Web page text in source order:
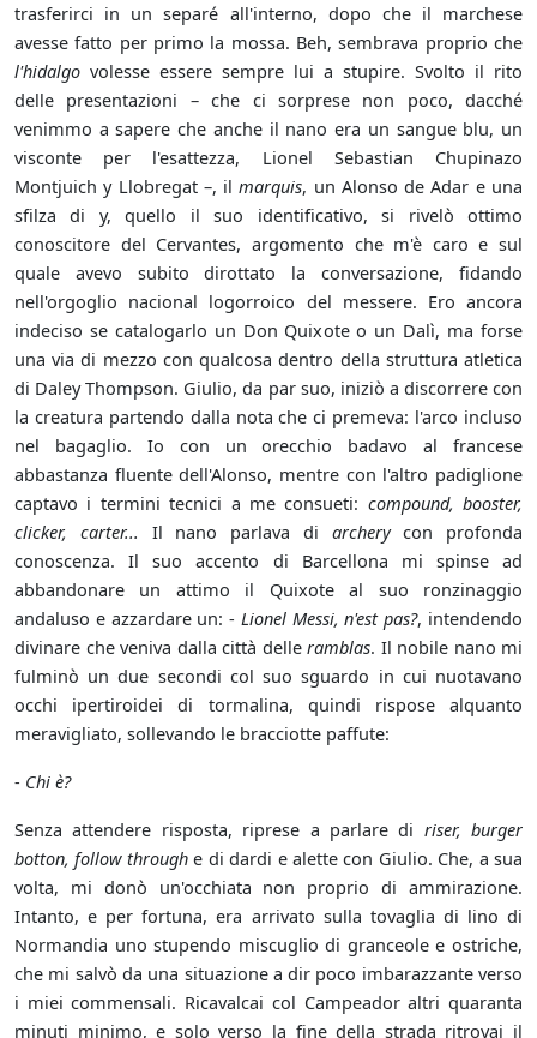
trasferirci in un separé all'interno, dopo che il marchese
avesse fatto per primo la mossa. Beh, sembrava proprio che
l'hidalgo volesse essere sempre lui a stupire. Svolto il rito
delle presentazioni – che ci sorprese non poco, dacché
venimmo a sapere che anche il nano era un sangue blu, un
visconte per l'esattezza, Lionel Sebastian Chupinazo
Montjuich y Llobregat –, ilmarquis, un Alonso de Adar e una
sfilza di y, quello il suo identificativo, si rivelò ottimo
conoscitore del Cervantes, argomento che m'è caro e sul
quale avevo subito dirottato la conversazione, fidando
nell'orgoglio nacional logorroico del messere. Ero ancora
indeciso se catalogarlo un Don Quixote o un Dalì, ma forse
una via di mezzo con qualcosa dentro della struttura atletica
di Daley Thompson. Giulio, da par suo, iniziò a discorrere con
la creatura partendo dalla nota che ci premeva: l'arco incluso
nel bagaglio. Io con un orecchio badavo al francese
abbastanza fluente dell'Alonso, mentre con l'altro padiglione
captavo i termini tecnici a me consueti: compound, booster,
clicker, carter... Il nano parlava di archerycon profonda
conoscenza. Il suo accento di Barcellona mi spinse ad
abbandonare un attimo il Quixote al suo ronzinaggio
andaluso e azzardare un: - Lionel Messi, n'est pas?, intendendo
divinare che veniva dalla città delle ramblas. Il nobile nano mi
fulminò un due secondi col suo sguardo in cui nuotavano
occhi ipertiroidei di tormalina, quindi rispose alquanto
meravigliato, sollevando le bracciotte paffute:
- Chi è?
Senza attendere risposta, riprese a parlare di riser, burger
botton, follow throughe di dardi e alette con Giulio. Che, a sua
volta, mi donò un'occhiata non proprio di ammirazione.
Intanto, e per fortuna, era arrivato sulla tovaglia di lino di
Normandia uno stupendo miscuglio di granceole e ostriche,
che mi salvò da una situazione a dir poco imbarazzante verso
i miei commensali. Ricavalcai col Campeador altri quaranta
minuti minimo, e solo verso la fine della strada ritrovai il